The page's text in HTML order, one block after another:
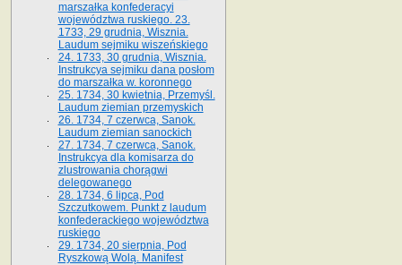
marszałka konfederacyi
województwa ruskiego. 23.
1733, 29 grudnia, Wisznia.
Laudum sejmiku wiszeńskiego
24. 1733, 30 grudnia, Wisznia.
Instrukcya sejmiku dana posłom
do marszałka w. koronnego
25. 1734, 30 kwietnia, Przemyśl.
Laudum ziemian przemyskich
26. 1734, 7 czerwca, Sanok.
Laudum ziemian sanockich
27. 1734, 7 czerwca, Sanok.
Instrukcya dla komisarza do
zlustrowania chorągwi
delegowanego
28. 1734, 6 lipca, Pod
Szczutkowem. Punkt z laudum
konfederackiego województwa
ruskiego
29. 1734, 20 sierpnia, Pod
Ryszkową Wolą. Manifest